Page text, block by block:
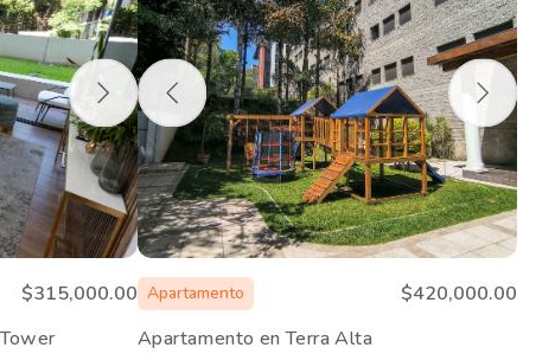
$315,000.00 Apartamento
$420,000.00
Apartamento en Terra Alta